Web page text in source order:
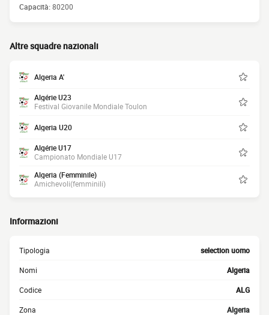
Capacità:80200
Altre squadre nazionali
Algeria A'
Algérie U23
Festival Giovanile Mondiale Toulon
Algeria U20
Algérie U17
Campionato Mondiale U17
Algeria (Femminile)
Amichevoli(femminili)
Informazioni
Tipologia selection uomo
Nomi Algeria
Codice ALG
Zona Algeria